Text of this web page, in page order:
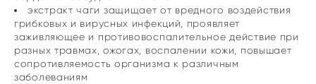
экстракт чаги защищает от вредного воздействия
грибковых и вирусных инфекций, проявляет
заживляющее и противовоспалительное действие при
разных травмах, ожогах, воспалении кожи, повышает
сопротивляемость организма к различным
заболеваниям